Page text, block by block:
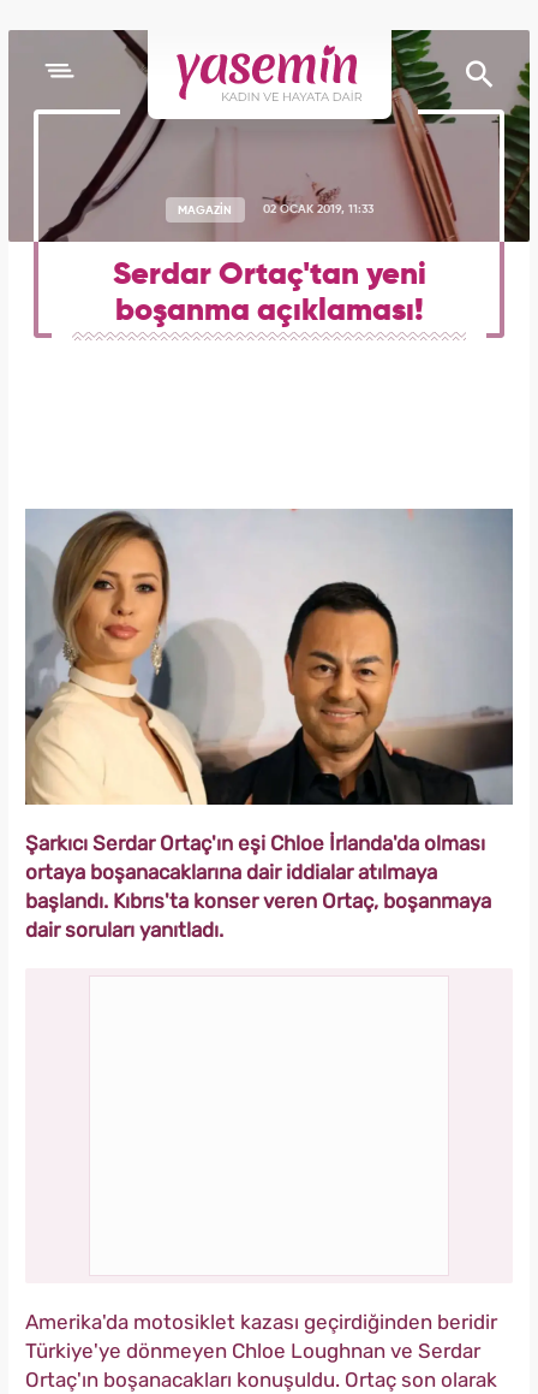
MAGAZİN 02 OCAK 2019, 11:33
Serdar Ortaç'tan yeni
boşanma açıklaması!
Şarkıcı Serdar Ortaç'ın eşi Chloe İrlanda'da olması
ortaya boşanacaklarına dair iddialar atılmaya
başlandı. Kıbrıs'ta konser veren Ortaç, boşanmaya
dair soruları yanıtladı.
Amerika'da motosiklet kazası geçirdiğinden beridir
Türkiye'ye dönmeyen Chloe Loughnan ve Serdar
Ortaç'ın boşanacakları konuşuldu. Ortaç son olarak